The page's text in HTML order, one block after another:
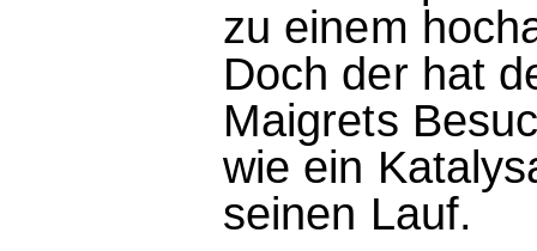
zu einem
Doch der hat
Maigrets
wie ein
seinen Lauf.